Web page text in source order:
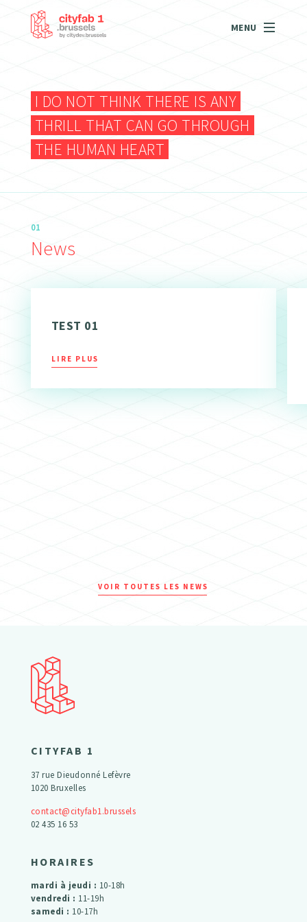
MENU
I DO NOT THINK THERE IS ANY
THRILL THAT CAN GO THROUGH
THE HUMAN HEART
01
News
TEST 01
LIRE PLUS
VOIR TOUTES LES NEWS
CITYFAB 1
37 rue Dieudonné Lefèvre
1020 Bruxelles
contact@cityfab1.brussels
02 435 16 53
HORAIRES
mardi à jeudi : 10-18h
vendredi : 11-19h
samedi : 10-17h